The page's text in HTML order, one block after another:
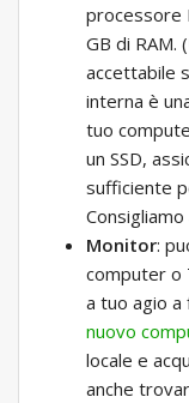
processore
GB di RAM.
accettabile
interna è
tuo
un SSD,
sufficiente
Monitor:
computer o
a tuo agio a
nuovo
locale e
anche